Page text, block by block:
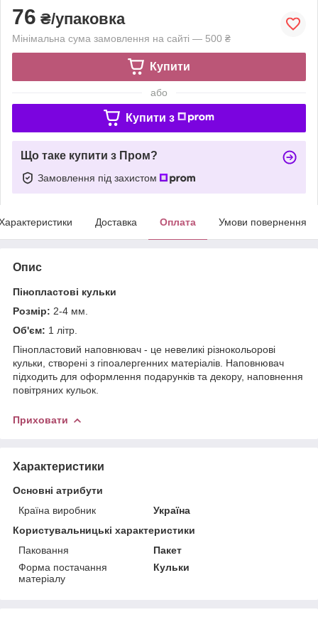
76 ₴/упаковка
Мінімальна сума замовлення на сайті — 500 ₴
Купити
або
Купити з
Що таке купити з Пром?
Замовлення під захистом
Доставка Оплата Умови повернення
Опис
Пінопластові кульки
Розмір: 2-4 мм.
Об'єм: 1 літр.
Пінопластовий наповнювач - це невеликі різнокольорові
кульки, створені з гіпоалергенних матеріалів. Наповнювач
підходить для оформлення подарунків та декору, наповнення
повітряних кульок.
Приховати
Характеристики
Основні атрибути
Країна виробник
Україна
Користувальницькі характеристики
Паковання
Пакет
Форма постачання
матеріалу
Кульки